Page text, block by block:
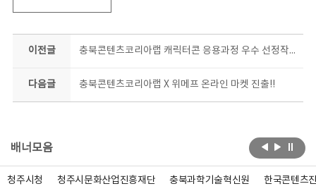
이전글 충북콘텐츠코리아랩 캐릭터콘 응용과정 우수 선정작!! 대박!!
다음글 충북콘텐츠코리아랩 X 위메프 온라인 마켓 진출!!
배너모음
청주시청 청주시문화산업진흥재단 충북과학기술혁신원 한국콘텐츠